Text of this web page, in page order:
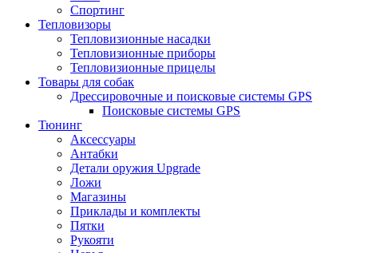
Спортинг
Тепловизоры
Тепловизионные насадки
Тепловизионные приборы
Тепловизионные прицелы
Товары для собак
Дрессировочные и поисковые системы GPS
Поисковые системы GPS
Тюнинг
Аксессуары
Антабки
Детали оружия Upgrade
Ложи
Магазины
Приклады и комплекты
Пятки
Рукояти